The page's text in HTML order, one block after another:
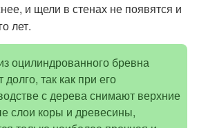
и щели в стенах не появятся и
лет.
оцилиндрованного бревна
долго, так как при его
с дерева снимают верхние
слои коры и древесины,